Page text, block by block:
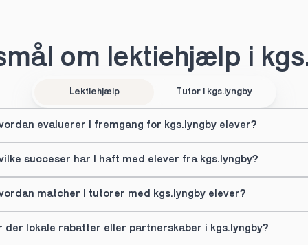
om lektiehjælp i
Lektiehjælp Tutor i kgs.lyngby
evaluerer I fremgang for kgs.lyngby elever?
succeser har I haft med elever fra kgs.lyngby?
matcher I tutorer med kgs.lyngby elever?
der lokale rabatter eller partnerskaber i kgs.lyngby?